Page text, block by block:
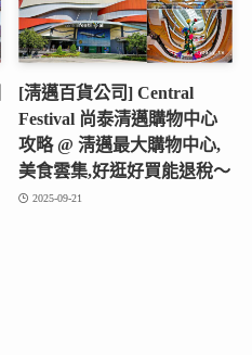
[淸邁百貨公司] Central
Festival 尚泰清邁購物中心
攻略 @ 淸邁最大購物中心,
美食雲集,好逛好買能退稅～
2025-09-21